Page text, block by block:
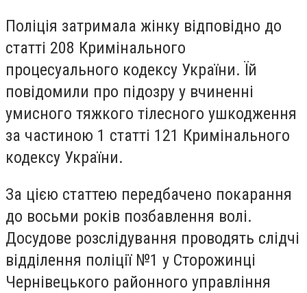
Поліція затримала жінку відповідно до
статті 208 Кримінального
процесуального кодексу України. Їй
повідомили про підозру у вчиненні
умисного тяжкого тілесного ушкодження
за частиною 1 статті 121 Кримінального
кодексу України.
За цією статтею передбачено покарання
до восьми років позбавлення волі.
Досудове розслідування проводять слідчі
відділення поліції №1 у Сторожинці
Чернівецького районного управління